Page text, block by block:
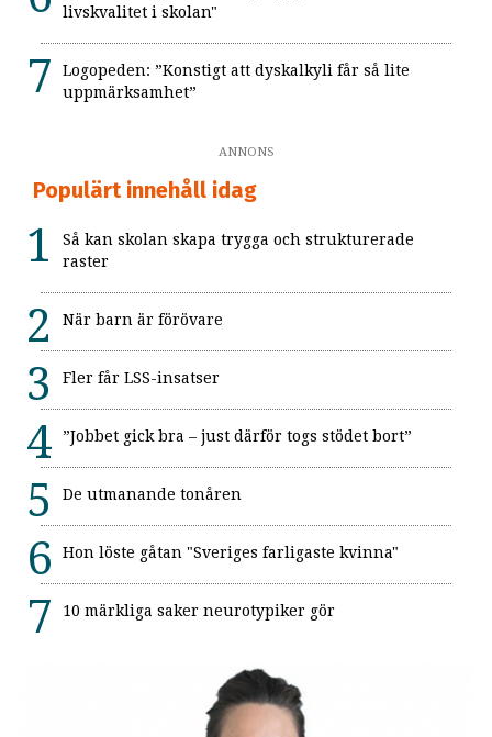
livskvalitet i skolan"
Logopeden: ”Konstigt att dyskalkyli får så lite
uppmärksamhet”
ANNONS
Populärt innehåll idag
Så kan skolan skapa trygga och strukturerade
raster
När barn är förövare
Fler får LSS-insatser
”Jobbet gick bra – just därför togs stödet bort”
De utmanande tonåren
Hon löste gåtan "Sveriges farligaste kvinna"
10 märkliga saker neurotypiker gör